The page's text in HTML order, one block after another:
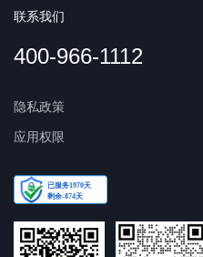
联系我们
400-966-1112
隐私政策
应用权限